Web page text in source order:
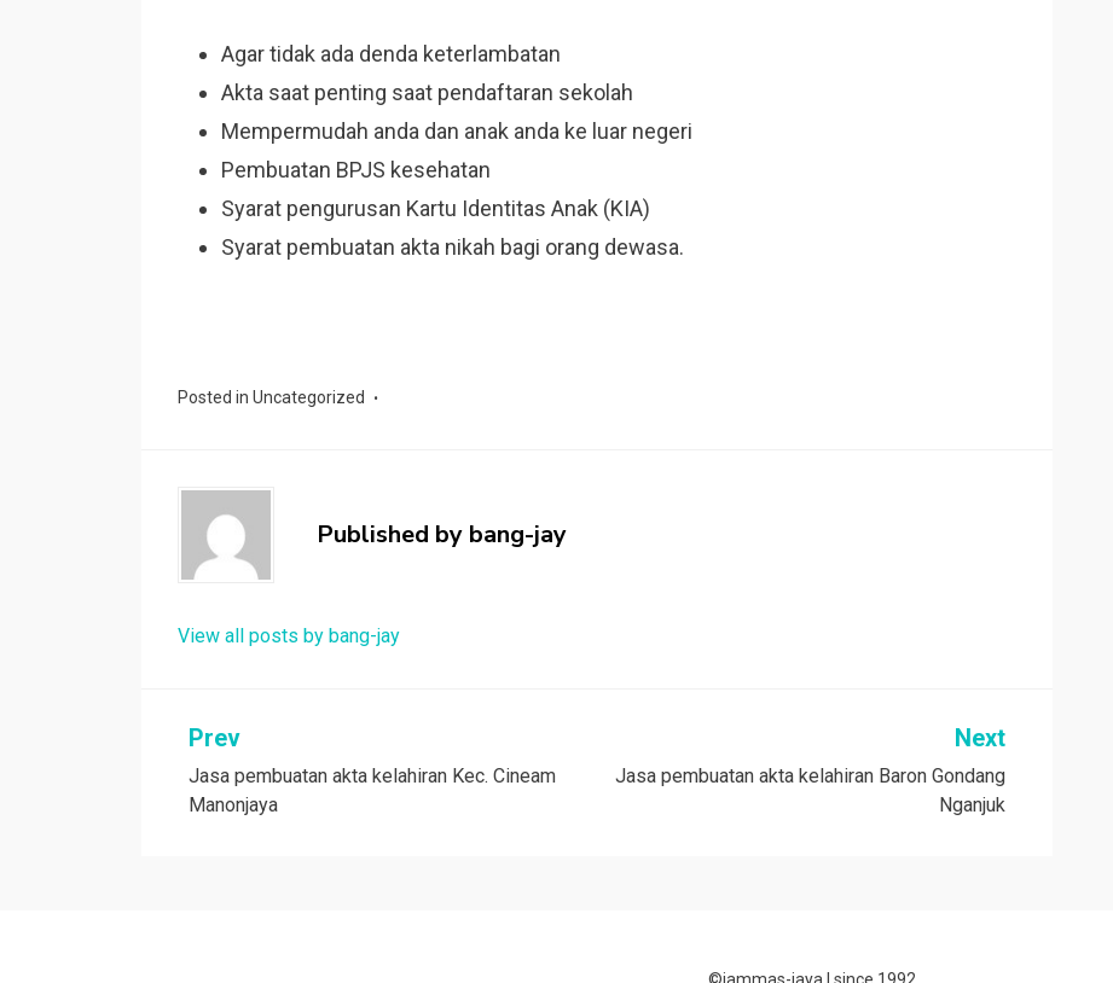
Agar tidak ada denda keterlambatan
Akta saat penting saat pendaftaran sekolah
Mempermudah anda dan anak anda ke luar negeri
Pembuatan BPJS kesehatan
Syarat pengurusan Kartu Identitas Anak (KIA)
Syarat pembuatan akta nikah bagi orang dewasa.
Posted in Uncategorized
Published by bang-jay
View all posts by bang-jay
Post
navigation
Prev
Jasa pembuatan akta kelahiran Kec. Cineam
Manonjaya
Next
Jasa pembuatan akta kelahiran Baron Gondang
Nganjuk